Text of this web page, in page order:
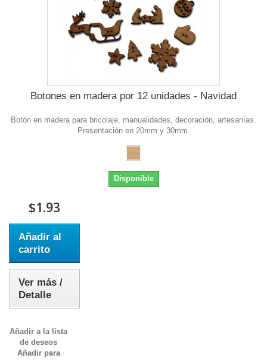
Botones en madera por 12 unidades - Navidad
Botón en madera para bricolaje, manualidades, decoración, artesanías.
Presentación en 20mm y 30mm.
Disponible
$1.93
Añadir al
carrito
Ver más /
Detalle
Añadir a la lista
de deseos
Añadir para